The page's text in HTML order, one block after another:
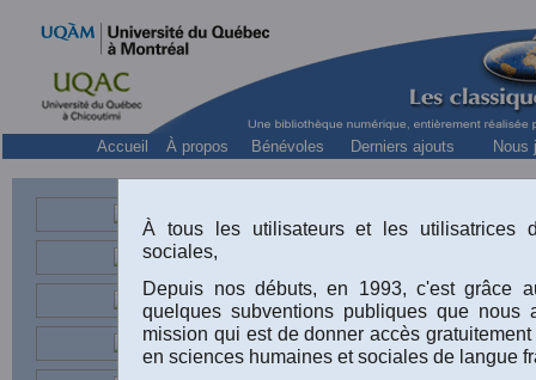
Accueil À propos Bénévoles Derniers ajouts Nous
À tous les utilisateurs et les utilisatrices
sociales,
Depuis nos débuts, en 1993, c'est grâce
quelques subventions publiques que
mission qui est de donner accès
en sciences humaines et sociales de langue